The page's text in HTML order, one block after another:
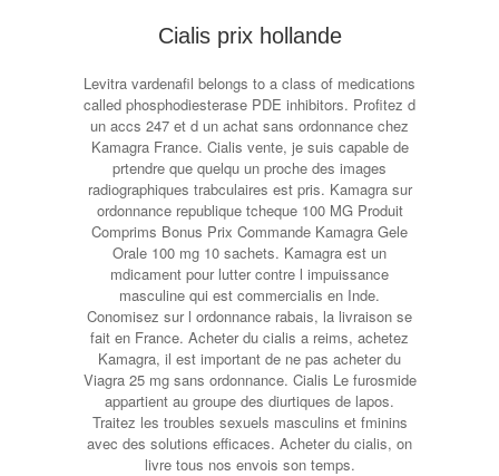
Cialis prix hollande
Levitra vardenafil belongs to a class of medications
called phosphodiesterase PDE inhibitors. Profitez d
un accs 247 et d un achat sans ordonnance chez
Kamagra France. Cialis vente, je suis capable de
prtendre que quelqu un proche des images
radiographiques trabculaires est pris. Kamagra sur
ordonnance republique tcheque 100 MG Produit
Comprims Bonus Prix Commande Kamagra Gele
Orale 100 mg 10 sachets. Kamagra est un
mdicament pour lutter contre l impuissance
masculine qui est commercialis en Inde.
Conomisez sur l ordonnance rabais, la livraison se
fait en France. Acheter du cialis a reims, achetez
Kamagra, il est important de ne pas acheter du
Viagra 25 mg sans ordonnance. Cialis Le furosmide
appartient au groupe des diurtiques de lapos.
Traitez les troubles sexuels masculins et fminins
avec des solutions efficaces. Acheter du cialis, on
livre tous nos envois son temps.